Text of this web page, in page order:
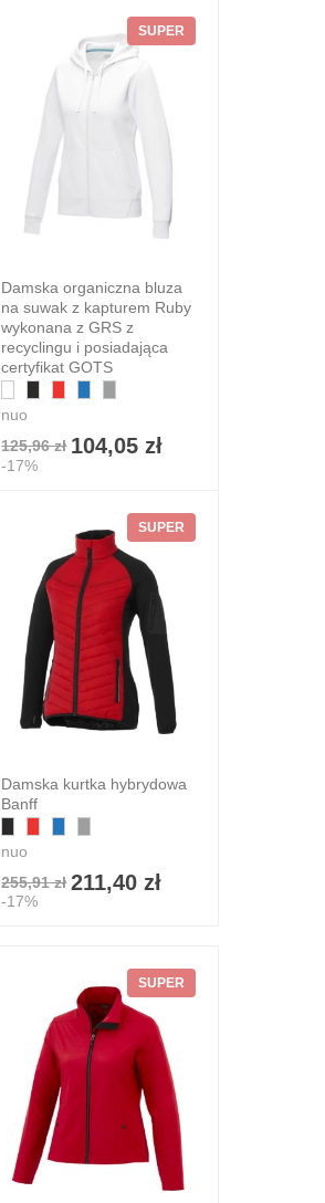
SUPER
Damska organiczna bluza
na suwak z kapturem Ruby
wykonana z GRS z
recyclingu i posiadająca
certyfikat GOTS
nuo
125,96 zł 104,05 zł
-17%
SUPER
Damska kurtka hybrydowa
Banff
nuo
255,91 zł 211,40 zł
-17%
SUPER